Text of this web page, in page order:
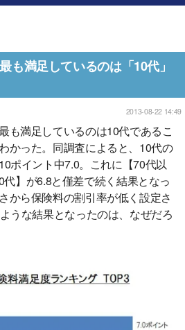
も満足しているのは「10代」
2013-08-22 14:49
も満足しているのは10代であるこ
かった。同調査によると、10代の
ポイント中7.0。これに【70代以
代】が6.8と僅差で続く結果となっ
から保険料の割引率が低く設定さ
うな結果となったのは、なぜだろ